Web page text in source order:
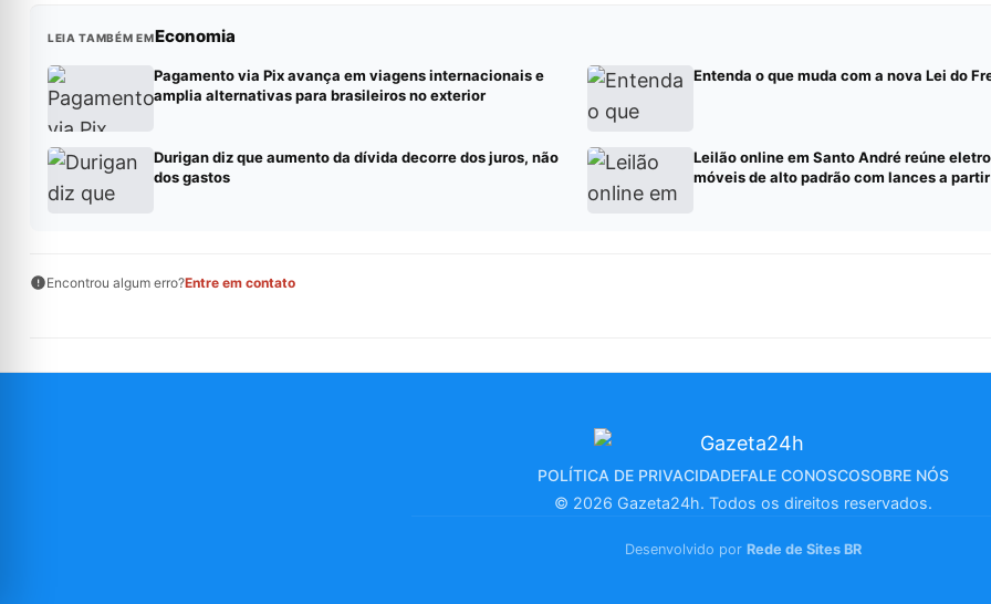
LEIA TAMBÉM EMEconomia
Pagamento via Pix avança em viagens internacionais e
amplia alternativas para brasileiros no exterior
Entenda o que muda com a nova Lei do
Durigan diz que aumento da dívida decorre dos juros, não
dos gastos
Leilão online em Santo André reúne
móveis de alto padrão com lances a
Encontrou algum erro?Entre em contato
POLÍTICA DE PRIVACIDADEFALE CONOSCOSOBRE NÓS
© 2026 Gazeta24h. Todos os direitos reservados.
Desenvolvido por Rede de Sites BR